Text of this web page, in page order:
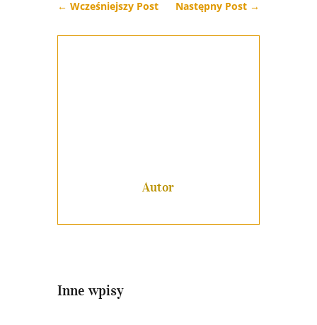
← Wcześniejszy Post Następny Post →
Autor
Inne wpisy